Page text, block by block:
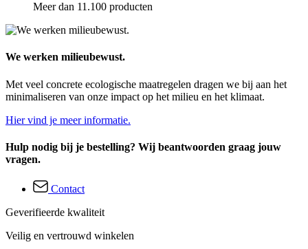
Meer dan 11.100 producten
We werken milieubewust.
Met veel concrete ecologische maatregelen dragen we bij aan het
minimaliseren van onze impact op het milieu en het klimaat.
Hier vind je meer informatie.
Hulp nodig bij je bestelling? Wij beantwoorden graag jouw
vragen.
Contact
Geverifieerde kwaliteit
Veilig en vertrouwd winkelen